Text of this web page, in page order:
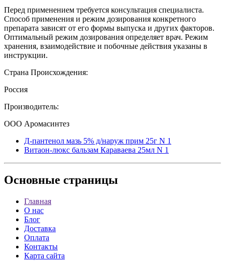
Перед применением требуется консультация специалиста.
Способ применения и режим дозирования конкретного
препарата зависят от его формы выпуска и других факторов.
Оптимальный режим дозирования определяет врач. Режим
хранения, взаимодействие и побочные действия указаны в
инструкции.
Страна Происхождения:
Россия
Производитель:
ООО Аромасинтез
Д-пантенол мазь 5% д/наруж прим 25г N 1
Витаон-люкс бальзам Караваева 25мл N 1
Основные страницы
Главная
О нас
Блог
Доставка
Оплата
Контакты
Карта сайта